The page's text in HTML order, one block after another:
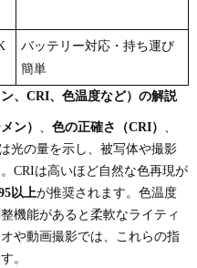
バッテリー対応・持ち運び
簡単
、CRI、色温度など）の解説
ン） 色の正確さ（CRI）
光の量を示し、被写体や撮影
CRIは高いほど自然な色再現が
以上が推奨されます。色温度
機能があると柔軟なライティ
や動画撮影では、これらの指
。